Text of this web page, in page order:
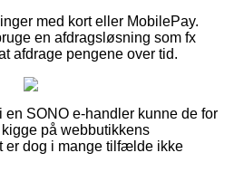
med kort eller MobilePay.
en afdragsløsning som fx
afdrage pengene over tid.
en SONO e-handler kunne de for
på webbutikkens
er dog i mange tilfælde ikke